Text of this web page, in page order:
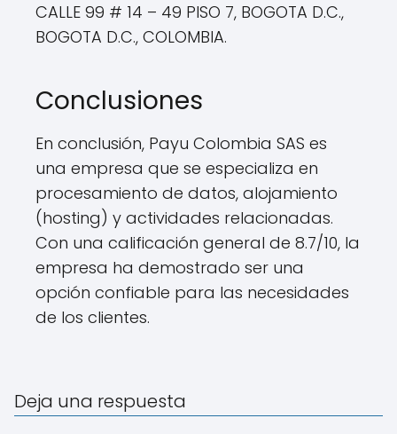
CALLE 99 # 14 – 49 PISO 7, BOGOTA D.C.,
BOGOTA D.C., COLOMBIA.
Conclusiones
En conclusión, Payu Colombia SAS es
una empresa que se especializa en
procesamiento de datos, alojamiento
(hosting) y actividades relacionadas.
Con una calificación general de 8.7/10, la
empresa ha demostrado ser una
opción confiable para las necesidades
de los clientes.
Deja una respuesta